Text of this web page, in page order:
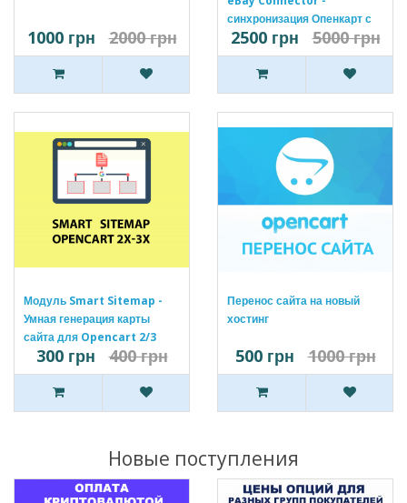
1000 грн 2000 грн
синхронизация Опенкарт с
Ebay
2500 грн 5000 грн
Модуль Smart Sitemap -
Умная генерация карты
сайта для Opencart 2/3
[OCMOD]
300 грн 400 грн
Перенос сайта на новый
хостинг
500 грн 1000 грн
Новые поступления